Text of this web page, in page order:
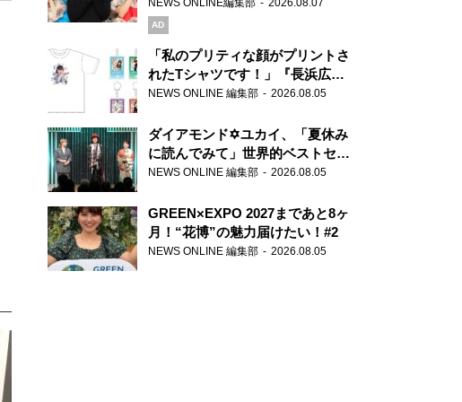
NEWS ONLINE編集部 2026.08.07
AD
「私のプリティな顔がプリントさ
れたTシャツです！」『長浜広奈
天下無双』初の番組グッズ発売
NEWS ONLINE 編集部 2026.08.05
ダイアモンド✡ユカイ、「夏休み
に読んでみて」世界的ベストセラ
ー『アナスタシア』を紹介
NEWS ONLINE 編集部 2026.08.05
GREEN×EXPO 2027まであと8ヶ
月！“花博”の魅力届けたい！#2
NEWS ONLINE 編集部 2026.08.05